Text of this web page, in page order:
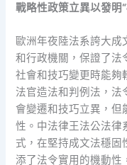
戰略性政策立異以發明
歐洲年夜陸法系誇大成
和行政機關，保證了法
社會和技巧變更時能夠
法官造法和判例法，法
會變遷和技巧立異，但
性。中法律王法公法律
式，在堅持成文法穩固
添了法令實用的機動性